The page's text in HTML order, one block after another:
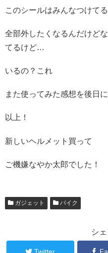
このシールはみんなつけてる
全部外したくなるんだけど
てるけど…
いるの？これ
また使ってみた感想を後日
以上！
新しいヘルメット買って
ご機嫌なやか太郎でした！
ガジェット バイク
シ